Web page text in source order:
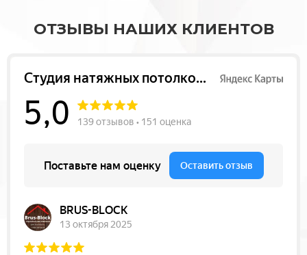
ОТЗЫВЫ НАШИХ КЛИЕНТОВ